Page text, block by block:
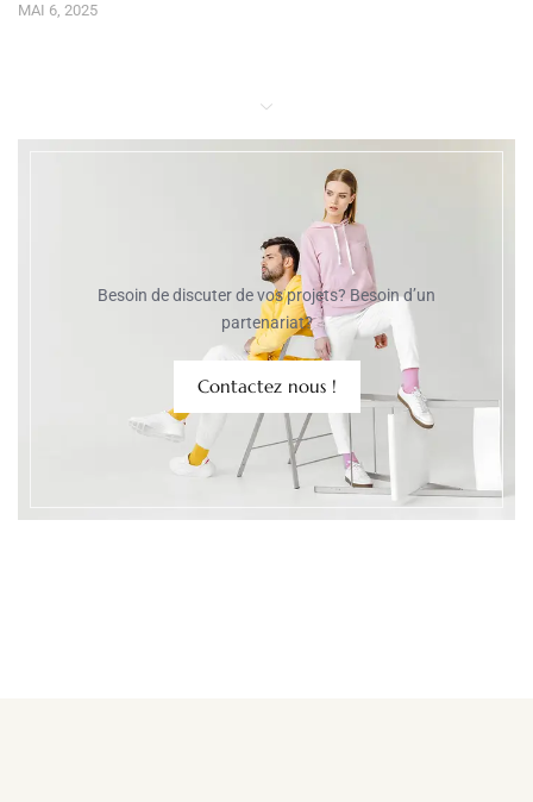
MAI 6, 2025
Besoin de discuter de vos projets? Besoin d’un
partenariat?
Contactez nous !